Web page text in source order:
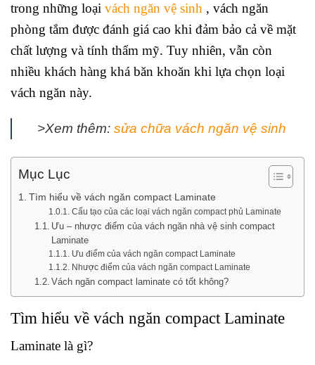
trong những loại vách ngăn vệ sinh , vách ngăn
phòng tắm được đánh giá cao khi đảm bảo cả về mặt
chất lượng và tính thẩm mỹ. Tuy nhiên, vẫn còn
nhiều khách hàng khá băn khoăn khi lựa chọn loại
vách ngăn này.
>Xem thêm: sửa chữa vách ngăn vệ sinh
Mục Lục
Tìm hiểu về vách ngăn compact Laminate
Cấu tạo của các loại vách ngăn compact phủ Laminate
Ưu – nhược điểm của vách ngăn nhà vệ sinh compact
Laminate
Ưu điểm của vách ngăn compact Laminate
Nhược điểm của vách ngăn compact Laminate
Vách ngăn compact laminate có tốt không?
Tìm hiểu về vách ngăn compact Laminate
Laminate là gì?